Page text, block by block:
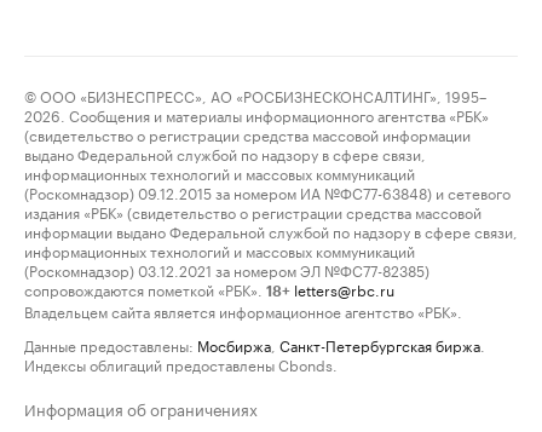
© ООО «БИЗНЕСПРЕСС», АО «РОСБИЗНЕСКОНСАЛТИНГ», 1995–
2026. Сообщения и материалы информационного агентства «РБК»
(свидетельство о регистрации средства массовой информации
выдано Федеральной службой по надзору в сфере связи,
информационных технологий и массовых коммуникаций
(Роскомнадзор) 09.12.2015 за номером ИА №ФС77-63848) и сетевого
издания «РБК» (свидетельство о регистрации средства массовой
информации выдано Федеральной службой по надзору в сфере связи,
информационных технологий и массовых коммуникаций
(Роскомнадзор) 03.12.2021 за номером ЭЛ №ФС77-82385)
сопровождаются пометкой «РБК».
18+ letters@rbc.ru
Владельцем сайта является информационное агентство «РБК».
Данные предоставлены: Мосбиржа Санкт-Петербургская биржа
Индексы облигаций предоставлены Cbonds.
Информация об ограничениях